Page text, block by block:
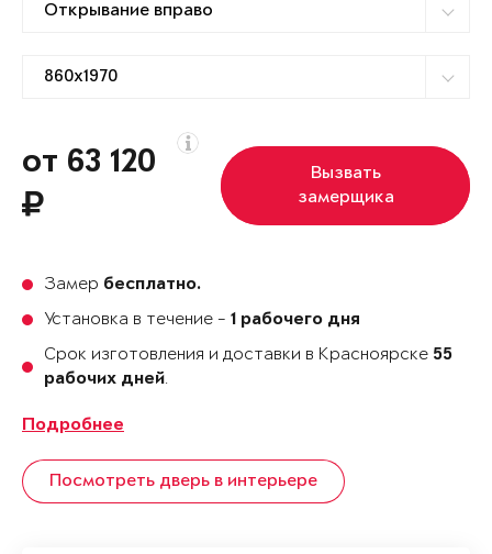
от 63 120
Вызвать
замерщика
Замер бесплатно.
Установка в течение - 1 рабочего дня
Срок изготовления и доставки в Красноярске 55
рабочих дней.
Подробнее
Посмотреть дверь в интерьере